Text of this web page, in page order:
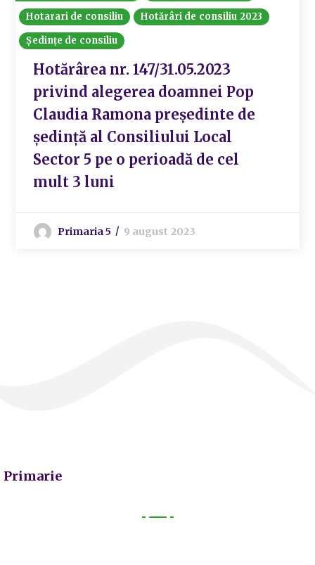
Hotarari de consiliu
Hotărâri de consiliu 2023
Ședințe de consiliu
Hotărârea nr. 147/31.05.2023
privind alegerea doamnei Pop
Claudia Ramona preşedinte de
şedinţă al Consiliului Local
Sector 5 pe o perioadă de cel
mult 3 luni
Primaria 5 9 august 2023
Primarie